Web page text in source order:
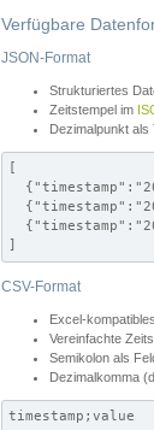
Verfügbare
JSON-Format
Strukturiertes
Zeitstempel im
Dezimalpunkt
[
]
CSV-Format
Excel-
Vereinfachte
Semikolon als
Dezimalkomma
timestamp;value